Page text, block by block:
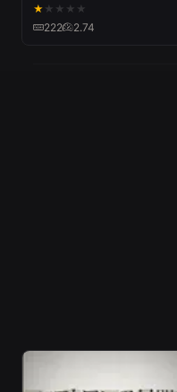
【3DMV】
★ ★ ★ ★ ★
222 2.74